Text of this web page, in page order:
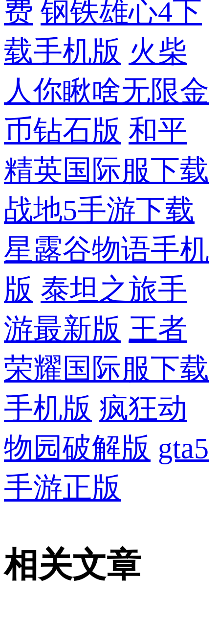
费 钢铁雄心4下
载手机版 火柴
人你瞅啥无限金
币钻石版 和平
精英国际服下载
战地5手游下载
星露谷物语手机
版 泰坦之旅手
游最新版 王者
荣耀国际服下载
手机版 疯狂动
物园破解版 gta5
手游正版
相关文章